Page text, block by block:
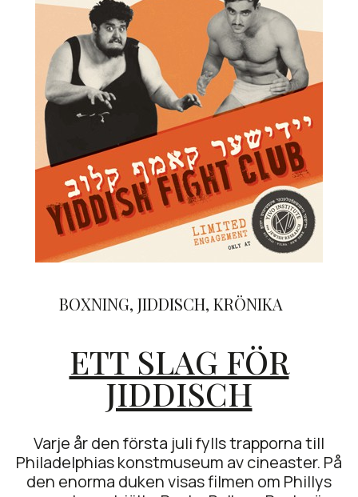
BOXNING, JIDDISCH, KRÖNIKA
ETT SLAG FÖR
JIDDISCH
Varje år den första juli fylls trapporna till
Philadelphias konstmuseum av cineaster. På
den enorma duken visas filmen om Phillys